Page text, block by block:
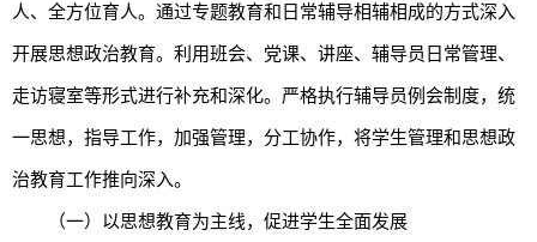
人、全方位育人。通过专题教育和日常辅导相辅相成的方式深入
开展思想政治教育。利用班会、党课、讲座、辅导员日常管理、
走访寝室等形式进行补充和深化。严格执行辅导员例会制度，统
一思想，指导工作，加强管理，分工协作，将学生管理和思想政
治教育工作推向深入。
（一）以思想教育为主线，促进学生全面发展